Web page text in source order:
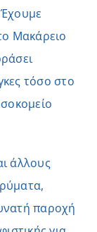
Μακάρειο
τόσο στο
άλλους
παροχή